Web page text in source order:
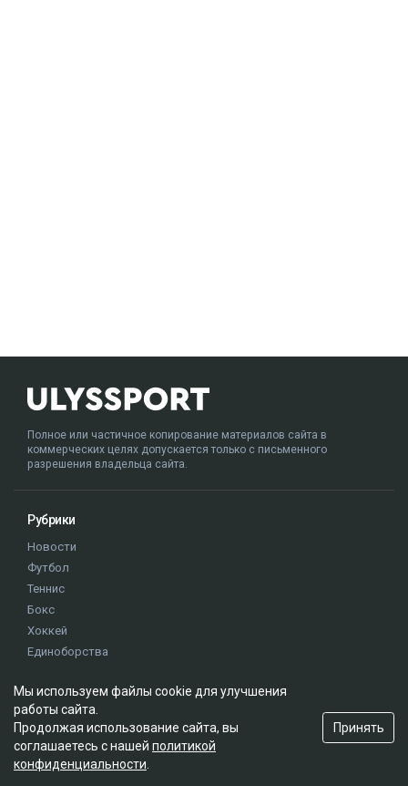
Полное или частичное копирование материалов сайта в
коммерческих целях допускается только с письменного
разрешения владельца сайта.
Рубрики
Новости
Футбол
Теннис
Бокс
Хоккей
Единоборства
Олимпиада
Редакция
О проекте
Мы используем файлы cookie для улучшения
работы сайта.
Продолжая использование сайта, вы
соглашаетесь с нашей политикой
конфиденциальности
Принять